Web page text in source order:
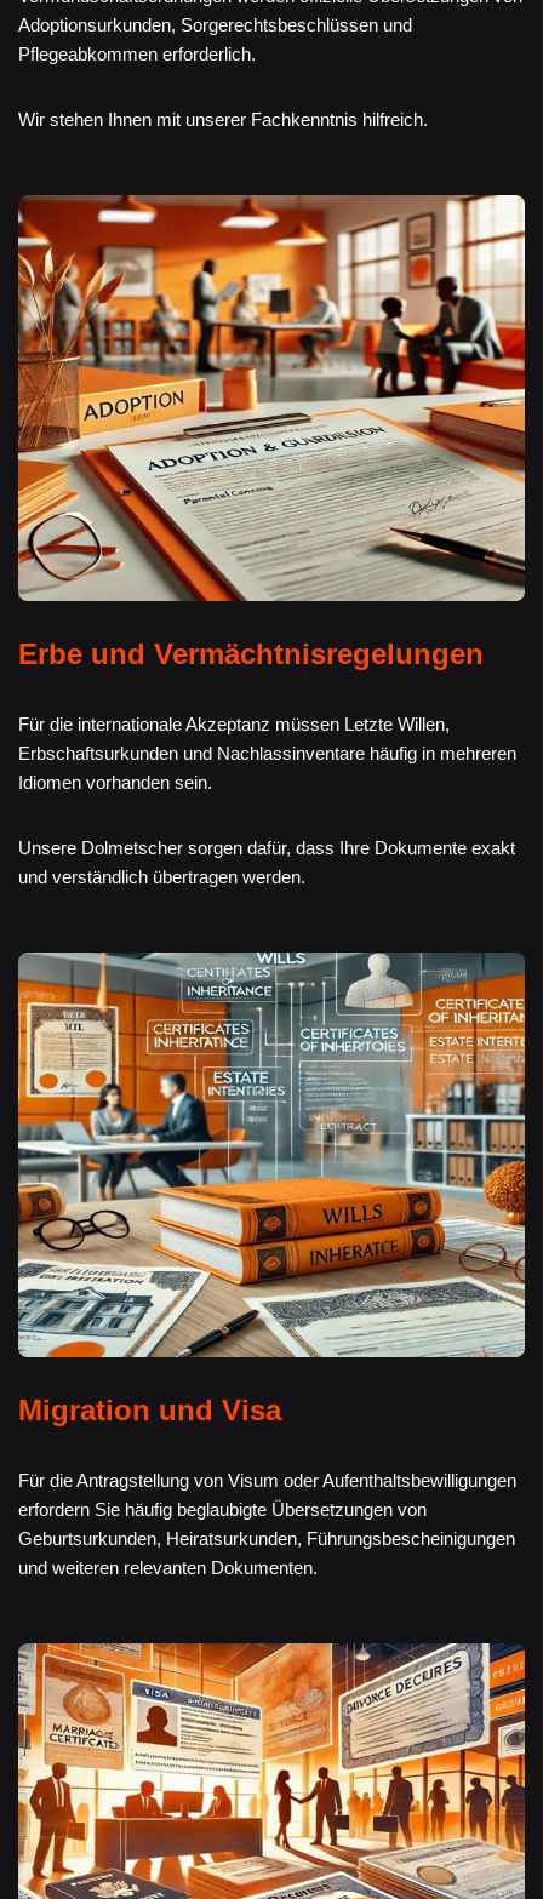
Adoptionsurkunden, Sorgerechtsbeschlüssen und
Pflegeabkommen erforderlich.
Wir stehen Ihnen mit unserer Fachkenntnis hilfreich.
Erbe und Vermächtnisregelungen
Für die internationale Akzeptanz müssen Letzte Willen,
Erbschaftsurkunden und Nachlassinventare häufig in mehreren
Idiomen vorhanden sein.
Unsere Dolmetscher sorgen dafür, dass Ihre Dokumente exakt
und verständlich übertragen werden.
Migration und Visa
Für die Antragstellung von Visum oder Aufenthaltsbewilligungen
erfordern Sie häufig beglaubigte Übersetzungen von
Geburtsurkunden, Heiratsurkunden, Führungsbescheinigungen
und weiteren relevanten Dokumenten.